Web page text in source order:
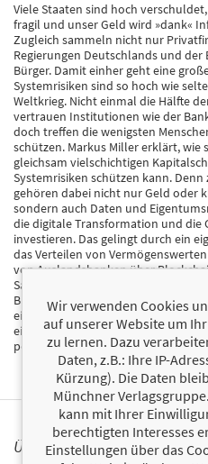
Viele Staaten sind hoch
fragil und unser Geld wird »dank«
Zugleich sammeln nicht nur
Regierungen Deutschlands und
Bürger. Damit einher geht eine
Systemrisiken sind so hoch wie
Weltkrieg. Nicht einmal die Hälfte
vertrauen Institutionen wie der
doch treffen die wenigsten
schützen. Markus Miller erklärt, wie
gleichsam vielschichtigen
Systemrisiken schützen kann.
gehören dabei nicht nur Geld oder
sondern auch Daten und
die digitale Transformation und die
investieren. Das gelingt durch ein
das Verteilen von
von Auslandsbanken über
Sachwerten und
Buch gibt Markus Miller seinen
einzigartigen Praxisbezug an die
eigenen Vermögens, der eigenen
persönlichen Freiheit.
ÜBER MARKUS MILLER
Wir verwenden Cookies
auf unserer Website um
zu lernen. Dazu
Daten, z.B.: Ihre IP-
Kürzung). Die Daten
Münchner
kann mit Ihrer
berechtigten Interesses
Einstellungen über das